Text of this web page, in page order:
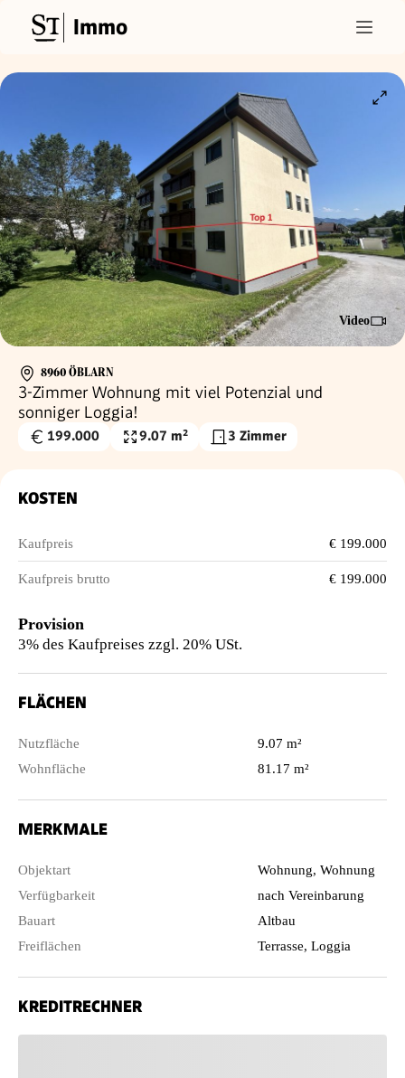
Immo
Video
8960 ÖBLARN
3-Zimmer Wohnung mit viel Potenzial und
sonniger Loggia!
Kaufpreis
199.000
Nutzfläche
9.07 m² 3 Zimmer
KOSTEN
Kaufpreis € 199.000
Kaufpreis brutto € 199.000
Provision
3% des Kaufpreises zzgl. 20% USt.
FLÄCHEN
Nutzfläche
9.07 m²
Wohnfläche
81.17 m²
MERKMALE
Objektart
Wohnung, Wohnung
Verfügbarkeit
nach Vereinbarung
Bauart
Altbau
Freiflächen
Terrasse, Loggia
KREDITRECHNER